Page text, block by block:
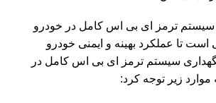
سیستم ترمز ای بی اس کامل در خودرو
است تا عملکرد بهینه و ایمنی خودرو
سیستم ترمز ای بی اس کامل در
زیر توجه کرد: